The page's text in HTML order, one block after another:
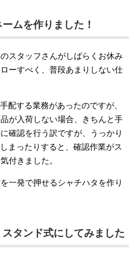
ムを作りました！
スタッフさんがしばらくお休み
ーすべく、普段あまりしない仕
配する業務があったのですが、
が入荷しない場合、きちんと手
確認を行う訳ですが、うっかり
まったりすると、確認作業がス
付きました。
一発で押せるシャチハタを作り
タンド式にしてみました